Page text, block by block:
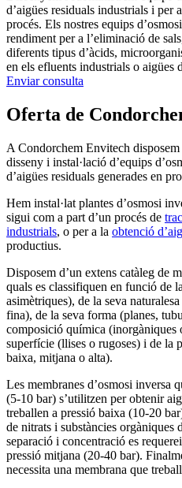
d’aigües residuals industrials i per
procés. Els nostres equips
rendiment per a l’eliminació de
diferents tipus d’àcids,
en els efluents industrials o aigües
Enviar consulta
Oferta de
A Condorchem Envitech
disseny i instal·lació d’equips
d’aigües residuals generades en
Hem instal·lat plantes d’osmosi
sigui com a part d’un procés de
industrials, o per a la obtenció
productius.
Disposem d’un extens catàleg de
quals es classifiquen en funció de
asimètriques), de la seva
fina), de la seva forma (planes,
composició química (inorgàniques
superfície (llises o rugoses) i de la
baixa, mitjana o alta).
Les membranes d’osmosi inversa
(5-10 bar) s’utilitzen per obtenir
treballen a pressió baixa (10-20
de nitrats i substàncies orgàniques
separació i concentració es
pressió mitjana (20-40 bar).
necessita una membrana que